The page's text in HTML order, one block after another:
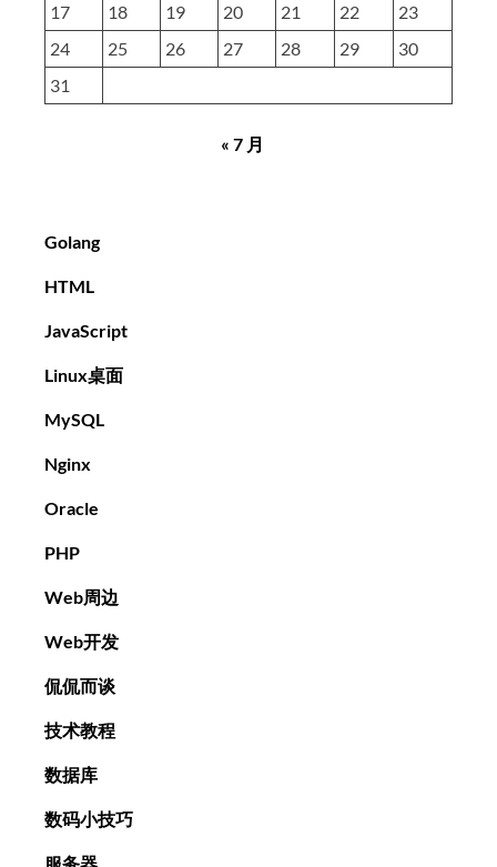
17
18 19 20 21 22
23
24
25 26 27 28 29
30
31
« 7 月
Golang
HTML
JavaScript
Linux桌面
MySQL
Nginx
Oracle
PHP
Web周边
Web开发
侃侃而谈
技术教程
数据库
数码小技巧